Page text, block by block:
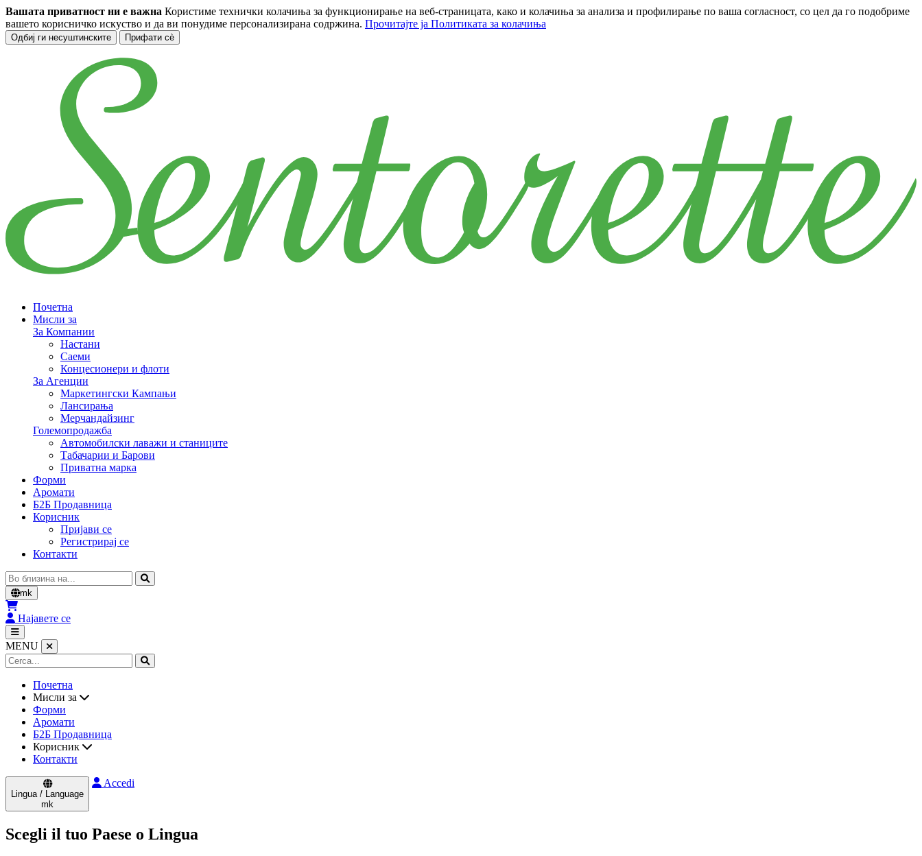
Вашата приватност ни е важна Користиме технички колачиња за функционирање на веб-страницата, како и колачиња за анализа и профилирање по ваша согласност, со цел да го подобриме
вашето корисничко искуство и да ви понудиме персонализирана содржина. Прочитајте ја Политиката за колачиња
Одбиј ги несуштинските Прифати сè
Почетна
Мисли за
За Компании
Настани
Саеми
Концесионери и флоти
За Агенции
Маркетингски Кампањи
Лансирања
Мерчандайзинг
Големопродажба
Автомобилски лаважи и станиците
Табачарии и Барови
Приватна марка
Форми
Аромати
Б2Б Продавница
Корисник
Пријави се
Регистрирај се
Контакти
Cerca
mk
Најавете се
MENU
Почетна
Мисли за
Форми
Аромати
Б2Б Продавница
Корисник
Контакти
Lingua / Language
mk
Accedi
Scegli il tuo Paese o Lingua